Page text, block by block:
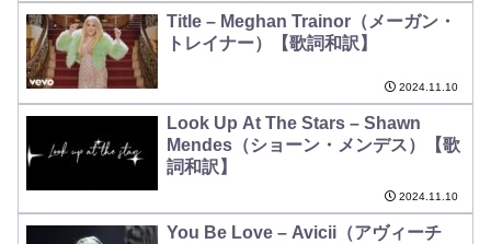
Title – Meghan Trainor（メーガン・
トレイナー）【歌詞和訳】
2024.11.10
Look Up At The Stars – Shawn
Mendes（ショーン・メンデス）【歌
詞和訳】
2024.11.10
You Be Love – Avicii（アヴィーチ